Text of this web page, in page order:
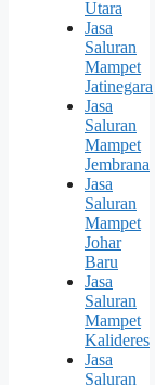
Utara
Jasa
Saluran
Mampet
Jatinegara
Jasa
Saluran
Mampet
Jembrana
Jasa
Saluran
Mampet
Johar
Baru
Jasa
Saluran
Mampet
Kalideres
Jasa
Saluran